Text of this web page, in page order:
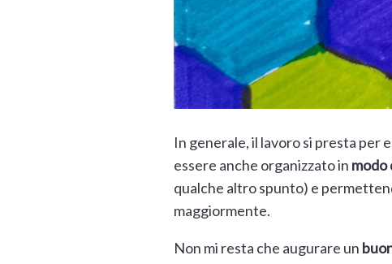
In generale, il lavoro si presta per
essere anche organizzato in modo
qualche altro spunto) e
maggiormente.
Non mi resta che augurare un